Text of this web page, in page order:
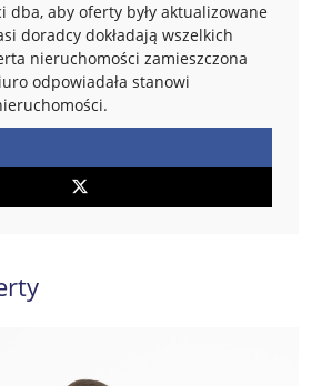
dba, aby oferty były aktualizowane
doradcy dokładają wszelkich
nieruchomości zamieszczona
odpowiadała stanowi